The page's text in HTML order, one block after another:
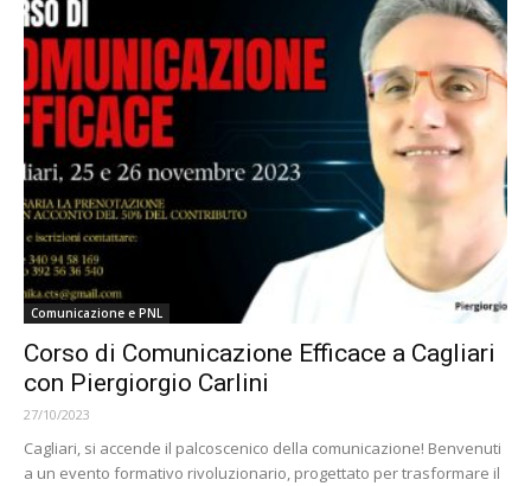
Comunicazione e PNL
Corso di Comunicazione Efficace a Cagliari
con Piergiorgio Carlini
27/10/2023
Cagliari, si accende il palcoscenico della comunicazione! Benvenuti
a un evento formativo rivoluzionario, progettato per trasformare il